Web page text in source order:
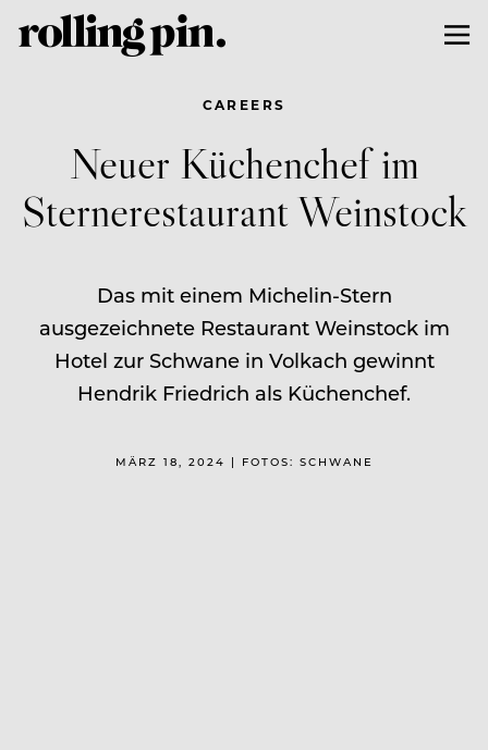
CAREERS
Neuer Küchenchef im
Sternerestaurant Weinstock
Das mit einem Michelin-Stern
ausgezeichnete Restaurant Weinstock im
Hotel zur Schwane in Volkach gewinnt
Hendrik Friedrich als Küchenchef.
MÄRZ 18, 2024 | FOTOS: SCHWANE